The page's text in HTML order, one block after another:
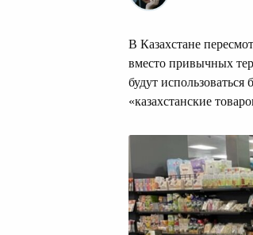
В Казахстане
вместо привычных
будут
«казахстанские